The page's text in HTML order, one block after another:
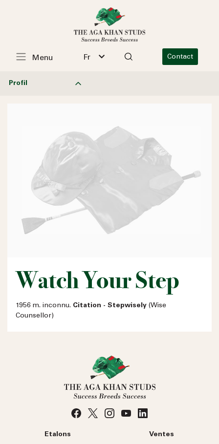
Fr Contact
Menu
Profil
Watch Your Step
1956 m. inconnu. Citation - Stepwisely (Wise
Counsellor)
Etalons Ventes